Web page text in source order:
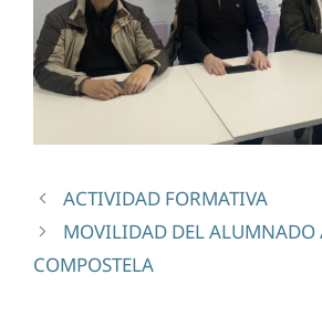
ACTIVIDAD FORMATIVA
MOVILIDAD DEL ALUMNADO
COMPOSTELA